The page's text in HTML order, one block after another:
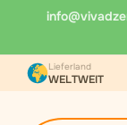
Lieferland
WELTWEIT